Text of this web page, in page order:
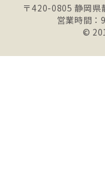
〒420-0805静岡県
営業時間：
©